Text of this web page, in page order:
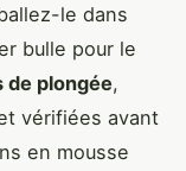
le dans
bulle pour le
de plongée,
vérifiées avant
en mousse